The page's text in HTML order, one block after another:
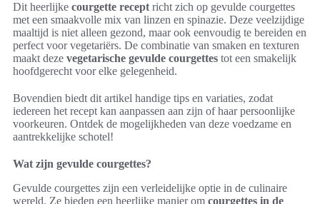
Dit heerlijke courgette recept richt zich op gevulde courgettes
met een smaakvolle mix van linzen en spinazie. Deze veelzijdige
maaltijd is niet alleen gezond, maar ook eenvoudig te bereiden en
perfect voor vegetariërs. De combinatie van smaken en texturen
maakt deze vegetarische gevulde courgettes tot een smakelijk
hoofdgerecht voor elke gelegenheid.
Bovendien biedt dit artikel handige tips en variaties, zodat
iedereen het recept kan aanpassen aan zijn of haar persoonlijke
voorkeuren. Ontdek de mogelijkheden van deze voedzame en
aantrekkelijke schotel!
Wat zijn gevulde courgettes?
Gevulde courgettes zijn een verleidelijke optie in de culinaire
wereld. Ze bieden een heerlijke manier om courgettes in de